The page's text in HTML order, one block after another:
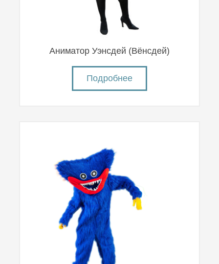
Аниматор Уэнсдей (Вëнсдей)
Подробнее